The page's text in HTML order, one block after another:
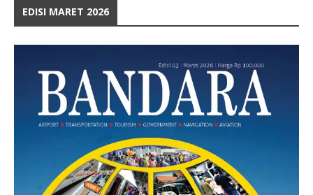
EDISI MARET 2026